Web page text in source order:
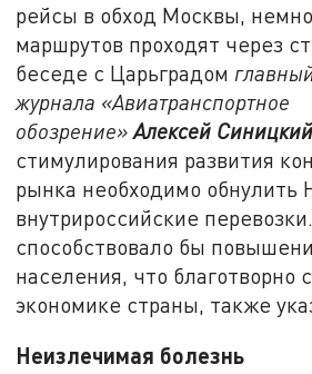
рейсы в обход Москвы,
маршрутов проходят через
беседе с Царьградом
журнала «Авиатранспортное
обозрение»Алексей Синицкий
стимулирования развития
рынка необходимо обнулить
внутрироссийские
способствовало бы
населения, что благотворно
экономике страны, также
Неизлечимая болезнь